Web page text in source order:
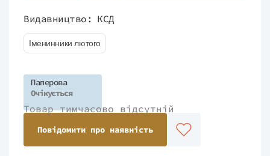
Видавництво: КСД
Іменинники лютого
Паперова
Очікується
Товар тимчасово відсутній
Повідомити про наявність